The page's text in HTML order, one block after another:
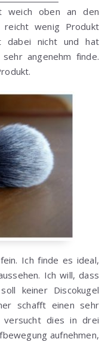
weich oben an den
reicht wenig Produkt
dabei nicht und hat
angenehm finde.
Ich finde es ideal,
Ich will, dass
keiner Discokugel
schafft einen sehr
versucht dies in drei
aufnehmen,